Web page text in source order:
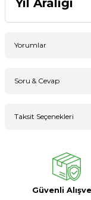
Yorumlar
Soru & Cevap
Taksit Seçenekleri
Güvenli